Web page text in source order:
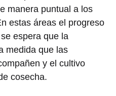
manera puntual a los
estas áreas el progreso
espera que la
medida que las
y el cultivo
cosecha.